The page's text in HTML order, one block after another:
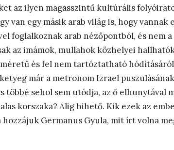
az ilyen magasszintű kultúrális
van egy másik arab világ is, hogy vannak
foglalkoznak arab nézőpontból, és nem
az imámok, mullahok közhelyei
és fel nem tartóztatható
már a metronom Izrael
többé sehol sem utódja, az ő
korszaka? Alig hihető. Kik ezek az
Germanus Gyula, mit írt volna